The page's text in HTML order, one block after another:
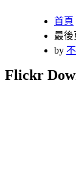
首頁
最後
by
Flickr